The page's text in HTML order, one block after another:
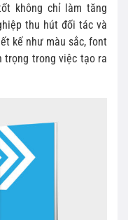
không chỉ làm tăng
thu hút đối tác và
kế như màu sắc, font
trọng trong việc tạo ra